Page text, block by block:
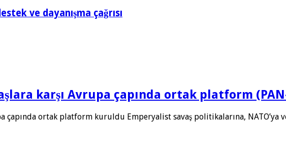
ve dayanışma çağrısı
karşı Avrupa çapında ortak platform
çapında ortak platform kuruldu Emperyalist savaş politikalarına, NATO’ya